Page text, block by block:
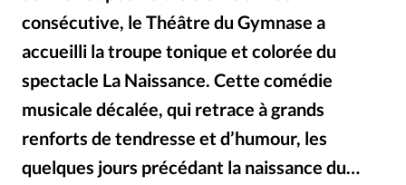
Se connecter
Édition: Internationale
RUBRIQUES
Tous les articles
Actualité chrétienne
Actualité internationale
Chronique
Culture
consécutive, le Théâtre du Gymnase a
accueilli la troupe tonique et colorée du
spectacle La Naissance. Cette comédie
musicale décalée, qui retrace à grands
renforts de tendresse et d’humour, les
quelques jours précédant la naissance du…